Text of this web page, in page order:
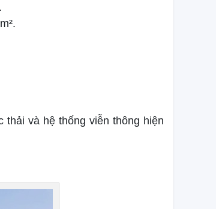
và hệ thống viễn thông hiện